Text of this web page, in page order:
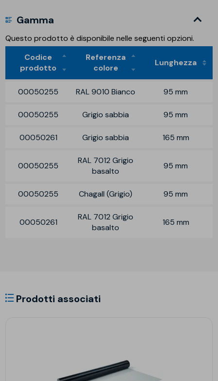
Gamma
Questo prodotto è disponibile nelle seguenti opzioni.
Codice
prodotto
Referenza
colore
Lunghezza
00050255 RAL 9010 Bianco 95 mm
00050255 Grigio sabbia 95 mm
00050261 Grigio sabbia 165 mm
00050255
RAL 7012 Grigio
basalto
95 mm
00050255 Chagall (Grigio) 95 mm
00050261
RAL 7012 Grigio
basalto
165 mm
Prodotti associati